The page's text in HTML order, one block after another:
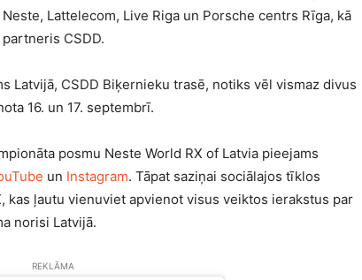
Lattelecom, Live Riga un Porsche centrs Rīga, kā
CSDD.
Latvijā, CSDD Biķernieku trasē, notiks vēl vismaz divus
16. un 17. septembrī.
posmu Neste World RX of Latvia pieejams
un Instagram. Tāpat saziņai sociālajos tīklos
kas ļautu vienuviet apvienot visus veiktos ierakstus par
norisi Latvijā.
REKLĀMA